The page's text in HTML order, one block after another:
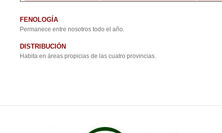
FENOLOGÍA
Permanece entre nosotros todo el año.
DISTRIBUCIÓN
Habita en áreas propicias de las cuatro provincias.